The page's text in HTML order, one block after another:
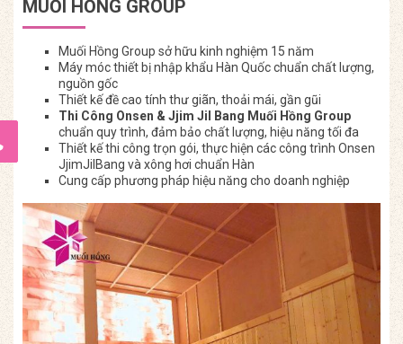
MUỐI HỒNG GROUP
Muối Hồng Group sở hữu kinh nghiệm 15 năm
Máy móc thiết bị nhập khẩu Hàn Quốc chuẩn chất lượng,
nguồn gốc
Thiết kế đề cao tính thư giãn, thoải mái, gần gũi
Thi Công Onsen & Jjim Jil Bang Muối Hồng Group
chuẩn quy trình, đảm bảo chất lượng, hiệu năng tối đa
Thiết kế thi công trọn gói, thực hiện các công trình Onsen
JjimJilBang và xông hơi chuẩn Hàn
Cung cấp phương pháp hiệu năng cho doanh nghiệp